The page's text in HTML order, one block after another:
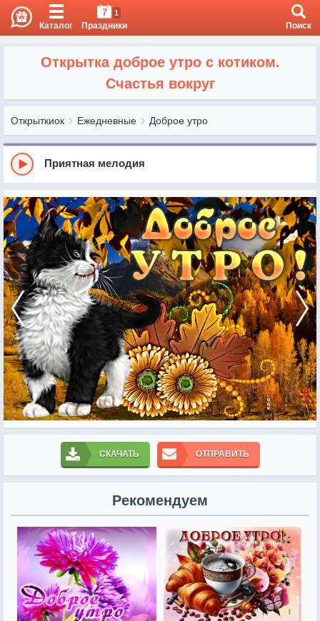
Каталог
7 1
Праздники Поиск
Открытка доброе утро с котиком.
Счастья вокруг
Открыткиок Ежедневные Доброе утро
Приятная мелодия
СКАЧАТЬ ОТПРАВИТЬ
Рекомендуем